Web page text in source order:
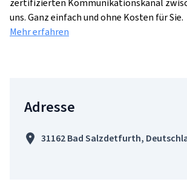
zertifizierten Kommunikationskanal
uns. Ganz einfach und ohne Kosten für Sie.
Mehr erfahren
Adresse
31162 Bad Salzdetfurth,